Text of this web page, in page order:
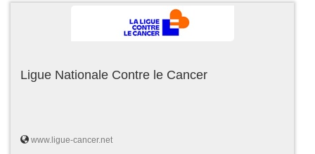
Ligue Nationale Contre le Cancer
www.ligue-cancer.net